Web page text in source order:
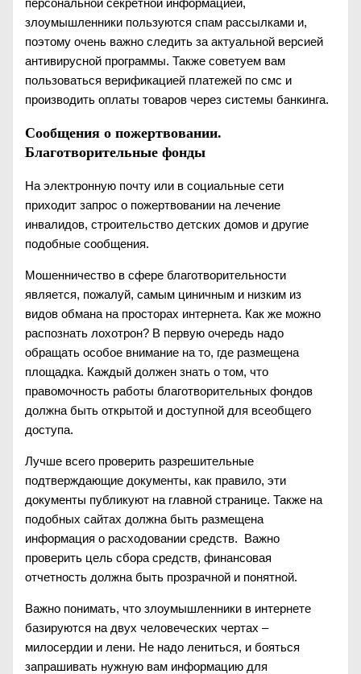
злоумышленники пользуются спам рассылками и,
поэтому очень важно следить за актуальной версией
антивирусной программы. Также советуем вам
пользоваться верификацией платежей по смс и
производить оплаты товаров через системы банкинга.
Сообщения о пожертвовании.
Благотворительные фонды
На электронную почту или в социальные сети
приходит запрос о пожертвовании на лечение
инвалидов, строительство детских домов и другие
подобные сообщения.
Мошенничество в сфере благотворительности
является, пожалуй, самым циничным и низким из
видов обмана на просторах интернета. Как же можно
распознать лохотрон? В первую очередь надо
обращать особое внимание на то, где размещена
площадка. Каждый должен знать о том, что
правомочность работы благотворительных фондов
должна быть открытой и доступной для всеобщего
доступа.
Лучше всего проверить разрешительные
подтверждающие документы, как правило, эти
документы публикуют на главной странице. Также на
подобных сайтах должна быть размещена
информация о расходовании средств. Важно
проверить цель сбора средств, финансовая
отчетность должна быть прозрачной и понятной.
Важно понимать, что злоумышленники в интернете
базируются на двух человеческих чертах –
милосердии и лени. Не надо лениться, и бояться
запрашивать нужную вам информацию для